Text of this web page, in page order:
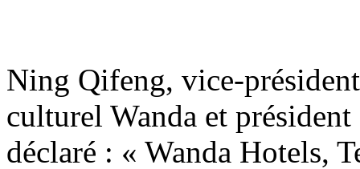
Ning Qifeng, vice-
culturel Wanda et
déclaré : « Wanda Hotels,